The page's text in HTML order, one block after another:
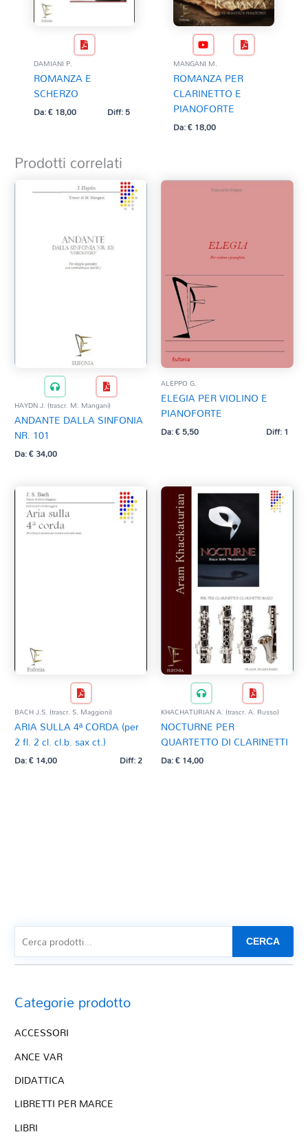
DAMIANI P.
ROMANZA E
SCHERZO
Da:€18,00 Diff: 5
MANGANI M.
ROMANZA PER
CLARINETTO E
PIANOFORTE
Da:€18,00
Prodotti correlati
HAYDN J. (trascr. M. Mangani)
ANDANTE DALLA SINFONIA
NR. 101
Da:€34,00
ALEPPO G.
ELEGIA PER VIOLINO E
PIANOFORTE
Da:€5,50 Diff: 1
BACH J.S. (trascr. S. Maggioni)
ARIA SULLA 4ª CORDA (per
2 fl. 2 cl. cl.b. sax ct.)
Da:€14,00 Diff: 2
KHACHATURIAN A. (trascr. A. Russo)
NOCTURNE PER
QUARTETTO DI CLARINETTI
Da:€14,00
CERCA
Categorie prodotto
ACCESSORI
ANCE VAR
DIDATTICA
LIBRETTI PER MARCE
LIBRI